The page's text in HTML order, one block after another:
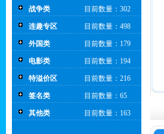
战争类 目前数量：302
连趣专区 目前数量：498
外国类 目前数量：179
电影类 目前数量：194
特溢价区 目前数量：216
签名类 目前数量：65
其他类 目前数量：163